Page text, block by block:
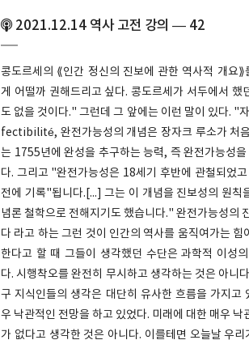
2021.12.14 역사 고전 강의 — 42
콩도르세의 ⟪인간 정신의 진보에 관한 역사적 개요
게 어떨까 권해드리고 싶다. 콩도르세가 서두에서
도 없을 것이다." 그런데 그 앞에는 이런 말이 있다. "
fectibilité, 완전가능성의 개념은 장자크 루소가 처
는 1755년에 완성을 추구하는 능력, 즉 완전가능성
다. 그리고 "완전가능성은 18세기 후반에 관철되었
전에 기록"됩니다.[...] 그는 이 개념을 진보성의 원
념론 철학으로 전해지기도 했습니다." 완전가능성의
다 라고 하는 그런 것이 인간의 역사를 움직여가는
한다고 할 때 그들이 생각했던 수단은 과학적 이성
다. 시행착오를 완전히 무시하고 생각하는 것은 아니
구 지식인들의 생각은 대단히 유사한 흐름을 가지고
우 낙관적인 전망을 하고 있었다. 미래에 대한 매우
가 없다고 생각한 것은 아니다. 이를테면 오늘날 우